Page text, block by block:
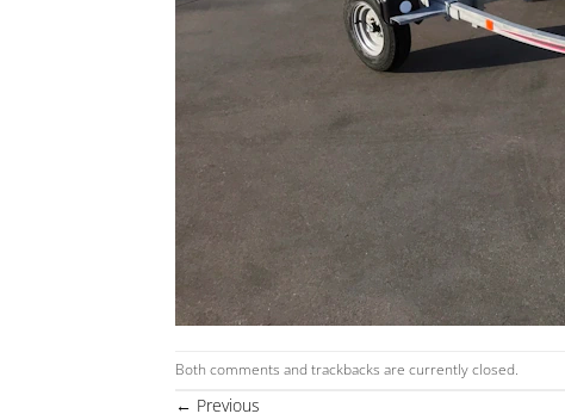
Both comments and trackbacks are currently closed.
← Previous